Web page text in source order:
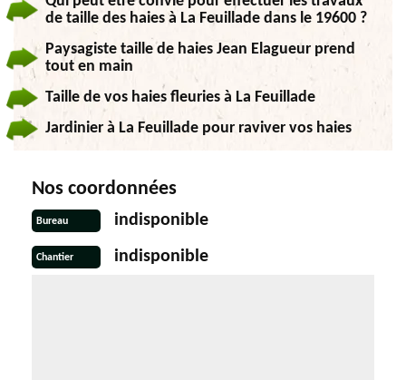
de taille des haies à La Feuillade dans le 19600 ?
Paysagiste taille de haies Jean Elagueur prend
tout en main
Taille de vos haies fleuries à La Feuillade
Jardinier à La Feuillade pour raviver vos haies
Nos coordonnées
Bureau indisponible
Chantier indisponible